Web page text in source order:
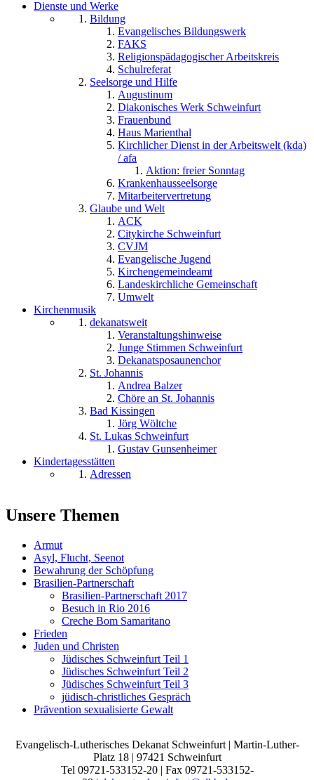
Dienste und Werke
Bildung
Evangelisches Bildungswerk
FAKS
Religionspädagogischer Arbeitskreis
Schulreferat
Seelsorge und Hilfe
Augustinum
Diakonisches Werk Schweinfurt
Frauenbund
Haus Marienthal
Kirchlicher Dienst in der Arbeitswelt (kda)
/ afa
Aktion: freier Sonntag
Krankenhausseelsorge
Mitarbeitervertretung
Glaube und Welt
ACK
Citykirche Schweinfurt
CVJM
Evangelische Jugend
Kirchengemeindeamt
Landeskirchliche Gemeinschaft
Umwelt
Kirchenmusik
dekanatsweit
Veranstaltungshinweise
Junge Stimmen Schweinfurt
Dekanatsposaunenchor
St. Johannis
Andrea Balzer
Chöre an St. Johannis
Bad Kissingen
Jörg Wöltche
St. Lukas Schweinfurt
Gustav Gunsenheimer
Kindertagesstätten
Adressen
Unsere Themen
Armut
Asyl, Flucht, Seenot
Bewahrung der Schöpfung
Brasilien-Partnerschaft
Brasilien-Partnerschaft 2017
Besuch in Rio 2016
Creche Bom Samaritano
Frieden
Juden und Christen
Jüdisches Schweinfurt Teil 1
Jüdisches Schweinfurt Teil 2
Jüdisches Schweinfurt Teil 3
jüdisch-christliches Gespräch
Prävention sexualisierte Gewalt
Evangelisch-Lutherisches Dekanat Schweinfurt | Martin-Luther-
Platz 18 | 97421 Schweinfurt
Tel 09721-533152-20 | Fax 09721-533152-